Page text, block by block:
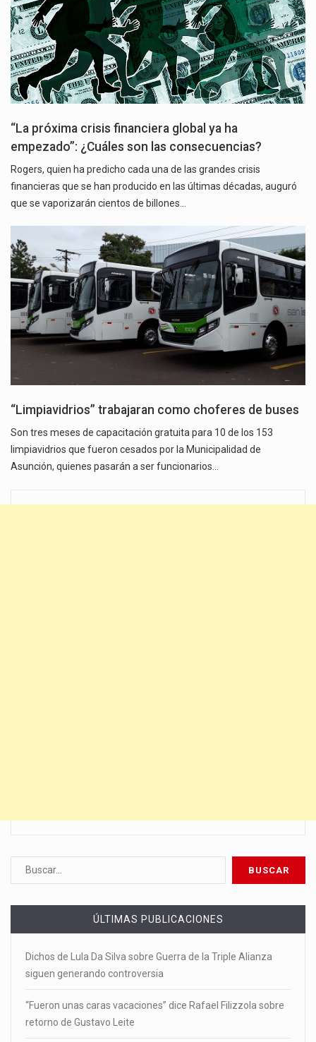
“La próxima crisis financiera global ya ha
empezado”: ¿Cuáles son las consecuencias?
Rogers, quien ha predicho cada una de las grandes crisis
financieras que se han producido en las últimas décadas, auguró
que se vaporizarán cientos de billones…
“Limpiavidrios” trabajaran como choferes de buses
Son tres meses de capacitación gratuita para 10 de los 153
limpiavidrios que fueron cesados por la Municipalidad de
Asunción, quienes pasarán a ser funcionarios…
ÚLTIMAS PUBLICACIONES
Dichos de Lula Da Silva sobre Guerra de la Triple Alianza
siguen generando controversia
“Fueron unas caras vacaciones” dice Rafael Filizzola sobre
retorno de Gustavo Leite